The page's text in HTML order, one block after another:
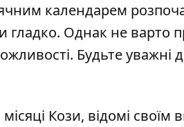
календарем
гладко. Однак не
Будьте уважні
Кози, відомі своїм